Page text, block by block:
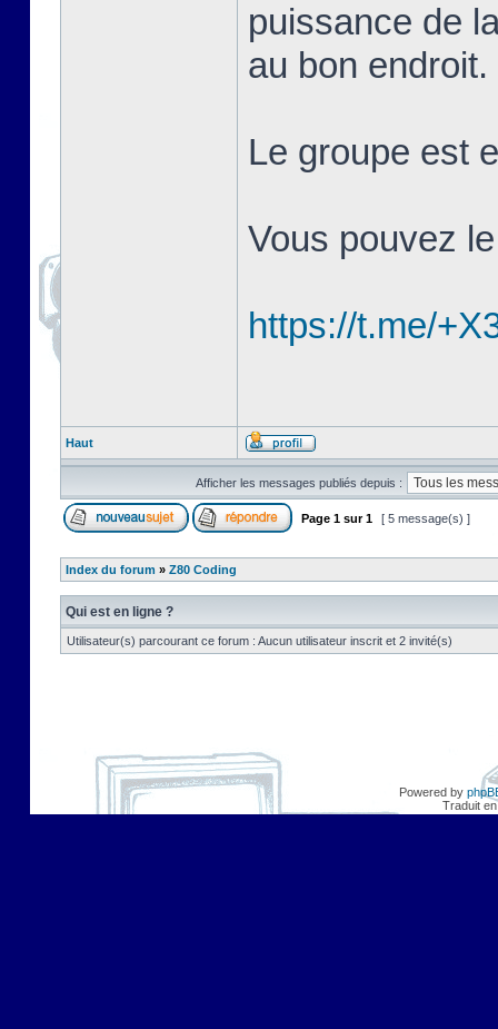
puissance de
au bon endroit.
Le groupe est
Vous pouvez
https://t.me/
Haut
Afficher les messages publiés depuis :
Page 1 sur1 [ 5 message(s) ]
Index du forum » Z80 Coding
Qui est en ligne ?
Utilisateur(s) parcourant ce forum : Aucun utilisateur inscrit et 2 invité(s)
Powered by
Traduit